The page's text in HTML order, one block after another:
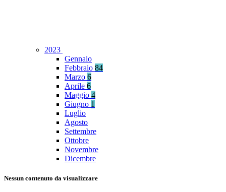
2023
Gennaio
Febbraio 84
Marzo 6
Aprile 6
Maggio 4
Giugno 1
Luglio
Agosto
Settembre
Ottobre
Novembre
Dicembre
Nessun contenuto da visualizzare